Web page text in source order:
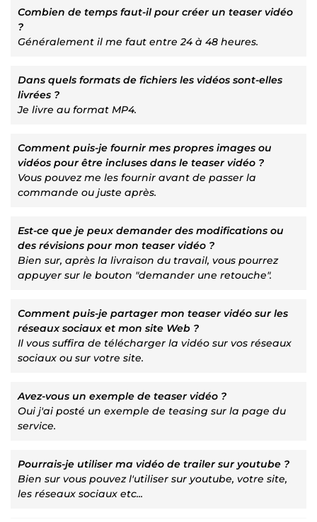
Combien de temps faut-il pour créer un teaser vidéo
?
Généralement il me faut entre 24 à 48 heures.
Dans quels formats de fichiers les vidéos sont-elles
livrées ?
Je livre au format MP4.
Comment puis-je fournir mes propres images ou
vidéos pour être incluses dans le teaser vidéo ?
Vous pouvez me les fournir avant de passer la
commande ou juste après.
Est-ce que je peux demander des modifications ou
des révisions pour mon teaser vidéo ?
Bien sur, après la livraison du travail, vous pourrez
appuyer sur le bouton "demander une retouche".
Comment puis-je partager mon teaser vidéo sur les
réseaux sociaux et mon site Web ?
Il vous suffira de télécharger la vidéo sur vos réseaux
sociaux ou sur votre site.
Avez-vous un exemple de teaser vidéo ?
Oui j'ai posté un exemple de teasing sur la page du
service.
Pourrais-je utiliser ma vidéo de trailer sur youtube ?
Bien sur vous pouvez l'utiliser sur youtube, votre site,
les réseaux sociaux etc...